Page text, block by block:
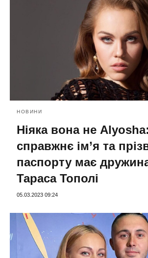
НОВИНИ
Ніяка вона не
справжнє ім’я та
паспорту має
Тараса Тополі
05.03.2023 09:24